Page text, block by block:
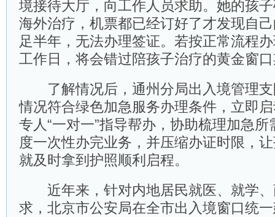
境接待大厅，向工作人员求助。她的孩
海外治疗，机票都已经订好了才发现自
足半年，无法办理签证。若按正常流程
工作日，将会错过陪孩子治疗的黄金窗
了解情况后，通州分局出入境管理支
情况符合绿色加急服务办理条件，立即
专人“一对一”指导帮办，协助梳理加急
度一次性办完业务，并压缩办证时限，
就及时拿到护照顺利启程。
近年来，针对内地居民就医、就学、
求，北京市公安局在全市出入境窗口统